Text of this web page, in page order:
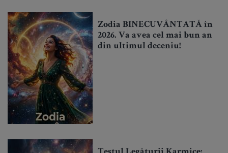
Zodia BINECUVÂNTATĂ în
2026. Va avea cel mai bun an
din ultimul deceniu!